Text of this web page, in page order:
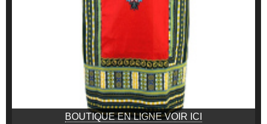
BOUTIQUE EN LIGNE VOIR ICI